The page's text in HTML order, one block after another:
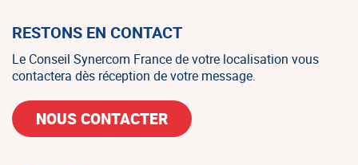
RESTONS EN CONTACT
Le Conseil Synercom France de votre localisation vous
contactera dès réception de votre message.
NOUS CONTACTER